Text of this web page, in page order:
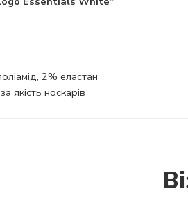
2% еластан
якість носкарів